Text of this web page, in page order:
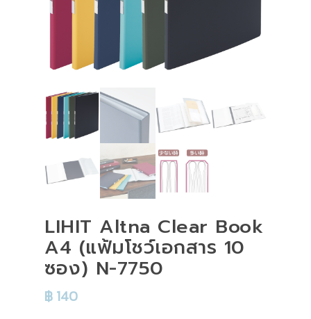
LIHIT Altna Clear Book
A4 (แฟ้มโชว์เอกสาร 10
ซอง) N-7750
฿ 140